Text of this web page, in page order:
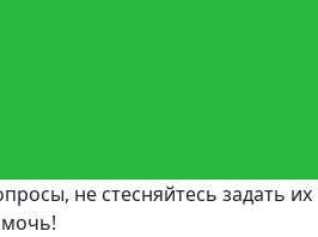
не стесняйтесь задать их